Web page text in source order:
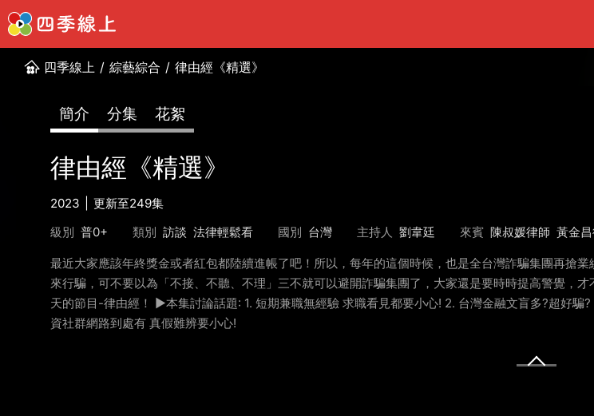
四季線上 / 綜藝綜合 / 律由經《精選》
簡介 分集 花絮
律由經《精選》
2023
更新至249集
級別 普0+ 類別 訪談 法律輕鬆看 國別 台灣 主持人 劉韋廷 來賓 陳叔媛律師 黃金
最近大家應該年終獎金或者紅包都陸續進帳了吧！所以，每年的這個時候，也是全台灣詐騙集團再搶
來行騙，可不要以為「不接、不聽、不理」三不就可以避開詐騙集團了，大家還是要時時提高警覺，
天的節目-律由經！ ►本集討論話題: 1. 短期兼職無經驗 求職看見都要小心! 2. 台灣金融文盲多?超好
資社群網路到處有 真假難辨要小心!